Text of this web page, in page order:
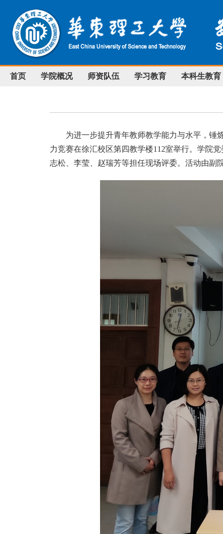
首页 学院概况 师资队伍 学习教育 本科生教育
为进一步提升青年教师教学能力与水平，锤
力竞赛在徐汇校区第四教学楼112室举行。学院
志松、李莹、赵瑞芳等担任现场评委。活动由副